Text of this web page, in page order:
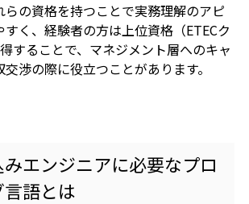
の資格を持つことで実務理解のアピ
く、経験者の方は上位資格（ETECク
することで、マネジメント層へのキャ
渉の際に役立つことがあります。
エンジニアに必要なプロ
語とは